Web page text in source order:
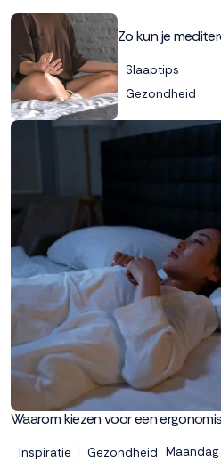
Zo kun je
Slaaptips
Gezondheid
Waarom kiezen voor een
Inspiratie Gezondheid